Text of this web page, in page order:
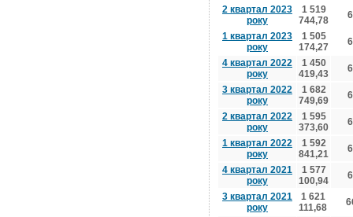
2 квартал 2023
року
1 519
744,78
1 квартал 2023
року
1 505
174,27
4 квартал 2022
року
1 450
419,43
3 квартал 2022
року
1 682
749,69
2 квартал 2022
року
1 595
373,60
1 квартал 2022
року
1 592
841,21
4 квартал 2021
року
1 577
100,94
3 квартал 2021
року
1 621
111,68